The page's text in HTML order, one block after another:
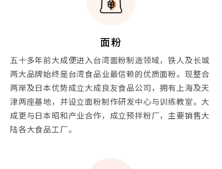
面粉
五十多年前大成便进入台湾面粉制造领域，铁人及长城
两大品牌始终是台湾食品业最信赖的优质面粉。现整合
两岸及日本优势成立大成良友食品公司，拥有上海及天
津两座基地，并设立面粉制作研发中心与训练教室。大
成更与日本昭和产业合作，成立预拌粉厂，主要销售大
陆各大食品工厂。